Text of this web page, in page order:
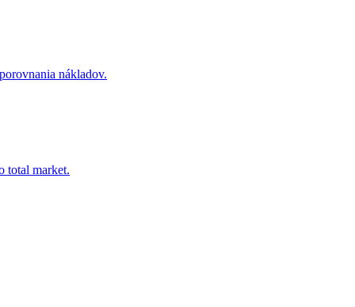
nákladov.
total market.